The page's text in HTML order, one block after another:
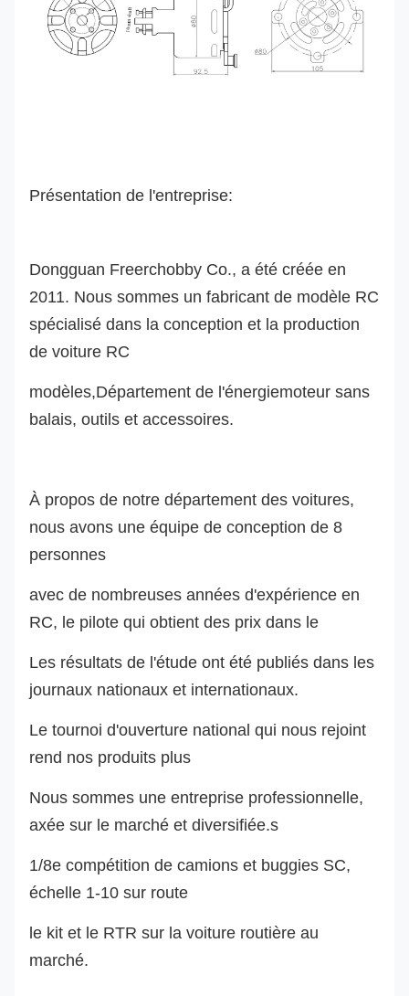
Présentation de l'entreprise:
Dongguan Freerchobby Co., a été créée en
2011. Nous sommes un fabricant de modèle RC
spécialisé dans la conception et la production
de voiture RC
modèles,Département de l'énergiemoteur sans
balais, outils et accessoires.
À propos de notre département des voitures,
nous avons une équipe de conception de 8
personnes
avec de nombreuses années d'expérience en
RC, le pilote qui obtient des prix dans le
Les résultats de l'étude ont été publiés dans les
journaux nationaux et internationaux.
Le tournoi d'ouverture national qui nous rejoint
rend nos produits plus
Nous sommes une entreprise professionnelle,
axée sur le marché et diversifiée.s
1/8e compétition de camions et buggies SC,
échelle 1-10 sur route
le kit et le RTR sur la voiture routière au
marché.